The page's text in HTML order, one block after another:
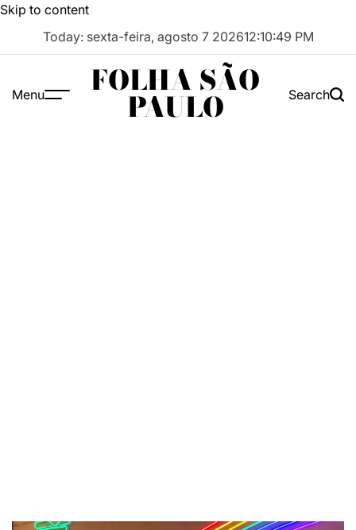
Skip to content
Today: sexta-feira, agosto 7 202612:10:50 PM
Menu FOLHA SÃO
PAULO Search